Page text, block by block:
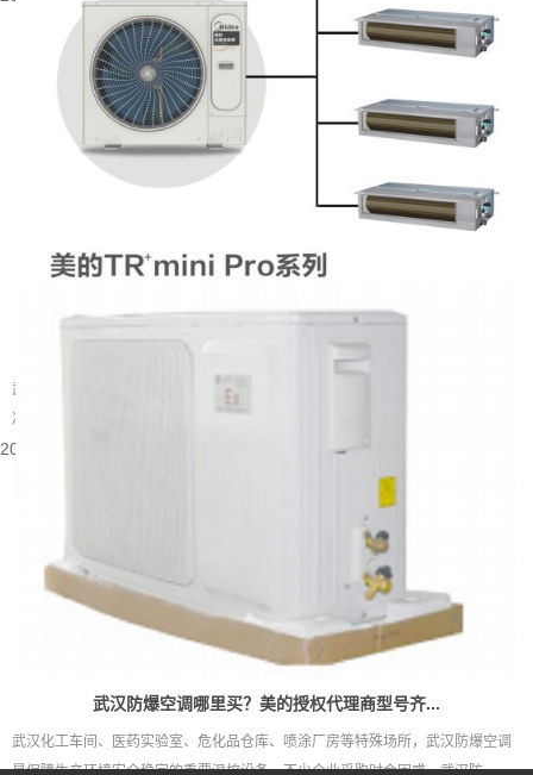
武汉别墅装什么中央空调好
武汉属于夏热冬冷的地域，夏季闷热酷暑，梅雨季湿度居高不下，冬季又伴随湿
冷的体感。别墅户型大多层数多、房间数量多，还常会带有地下室、挑空客...
2026-08-05 15:55:48
武汉防爆空调哪里买？美的授权代理商型号齐...
武汉化工车间、医药实验室、危化品仓库、喷涂厂房等特殊场所，武汉防爆空调